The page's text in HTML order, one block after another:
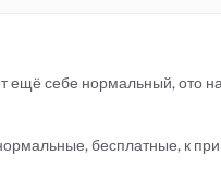
ещё себе нормальный, ото
бесплатные, к